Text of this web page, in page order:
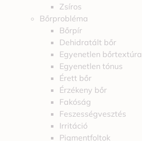
Zsíros
Bőrprobléma
Bőrpír
Dehidratált bőr
Egyenetlen bőrtextúra
Egyenetlen tónus
Érett bőr
Érzékeny bőr
Fakóság
Feszességvesztés
Irritáció
Pigmentfoltok